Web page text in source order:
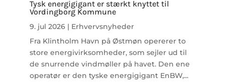
Tysk energigigant er stærkt knyttet til
Vordingborg Kommune
9. jul 2026 | Erhvervsnyheder
Fra Klintholm Havn på Østmøn opererer to
store energivirksomheder, som sejler ud til
de snurrende vindmøller på havet. Den ene
operatør er den tyske energigigant EnBW,...